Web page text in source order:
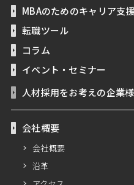
MBAのためのキャリア支援
転職ツール
コラム
イベント・セミナー
人材採用をお考えの企業様
会社概要
会社概要
沿革